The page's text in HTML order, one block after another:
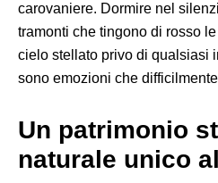
carovaniere. Dormire nel
tramonti che tingono di rosso
cielo stellato privo di qualsiasi
sono emozioni che
Un patrimonio
naturale unico